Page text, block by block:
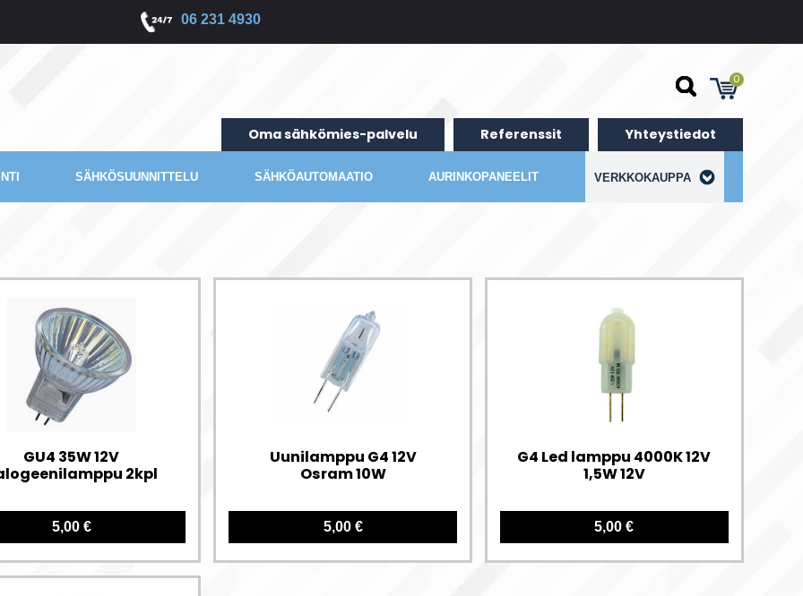
06 231 4930
0
Oma sähkömies-palvelu Referenssit Yhteystiedot
SÄHKÖSUUNNITTELU SÄHKÖAUTOMAATIO AURINKOPANEELIT VERKKOKAUPPA
GU4 35W 12V
2kpl
5,00 €
Uunilamppu G4 12V
Osram 10W
5,00 €
G4 Led lamppu 4000K 12V
1,5W 12V
5,00 €